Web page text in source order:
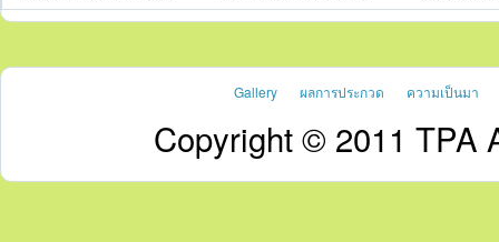
Gallery ผลการประกวด ความเป็นมา
Copyright © 2011 TPA